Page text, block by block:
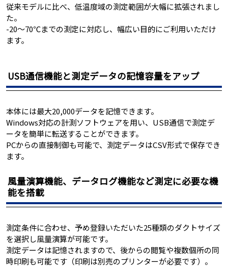
従来モデルに比べ、低温度域の測定範囲が大幅に拡張されまし
た。
-20～70℃までの測定に対応し、幅広い目的にご利用いただけ
ます。
USB通信機能と測定データの記憶容量をアップ
本体には最大20,000データを記憶できます。
Windows対応の計測ソフトウェアを用い、USB通信で測定デ
ータを簡単に転送することができます。
PCからの直接制御も可能で、測定データはCSV形式で保存でき
ます。
風量演算機能、データログ機能など測定に必要な機
能を搭載
測定条件に合わせ、予め登録いただいた25種類のダクトサイズ
を選択し風量演算が可能です。
測定データは記憶されますので、後からの閲覧や複数個所の同
時印刷も可能です（印刷は別売のプリンターが必要です）。